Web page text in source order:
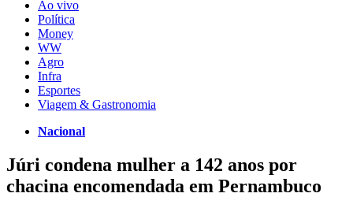
Ao vivo
Política
Money
WW
Agro
Infra
Esportes
Viagem & Gastronomia
Nacional
Júri condena mulher a 142 anos por
chacina encomendada em Pernambuco